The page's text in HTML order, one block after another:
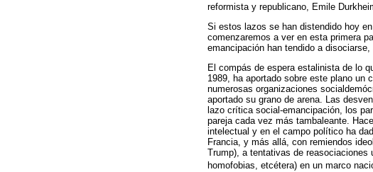
reformista y republicano, Emile
Si estos lazos se han distendido hoy
comenzaremos a ver en esta primera
emancipación han tendido a
El compás de espera estalinista de lo
1989, ha aportado sobre este plano un
numerosas organizaciones
aportado su grano de arena. Las
lazo crítica social-emancipación, los
pareja cada vez más tambaleante.
intelectual y en el campo político ha
Francia, y más allá, con remiendos
Trump), a tentativas de
homofobias, etcétera) en un marco